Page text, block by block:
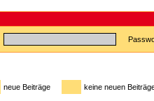
neue Beiträge keine neuen